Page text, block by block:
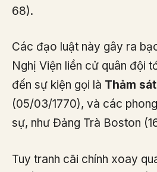
68).
Các đạo luật này gây ra
Nghị Viện liền cử quân đội
đến sự kiện gọi là Thảm
(05/03/1770), và các
sự, như Đảng Trà Boston
Tuy tranh cãi chính xoay